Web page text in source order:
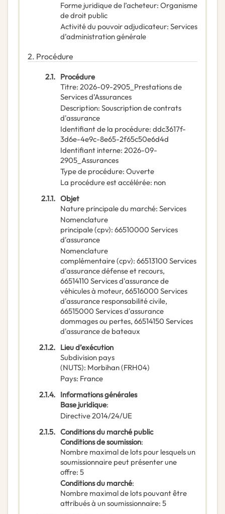
Forme juridique de l’acheteur: Organisme
de droit public
Activité du pouvoir adjudicateur: Services
d’administration générale
2. Procédure
2.1. Procédure
Titre: 2026-09-2905_Prestations de
Services d’Assurances
Description: Souscription de contrats
d'assurance
Identifiant de la procédure: ddc3617f-
3d6e-4e9c-8e65-2f65c50e6d4d
Identifiant interne: 2026-09-
2905_Assurances
Type de procédure: Ouverte
La procédure est accélérée: non
2.1.1. Objet
Nature principale du marché: Services
Nomenclature
principale(cpv): 66510000 Services
d'assurance
Nomenclature
complémentaire(cpv): 66513100 Services
d'assurance défense et recours,
66514110 Services d'assurance de
véhicules à moteur, 66516000 Services
d'assurance responsabilité civile,
66515000 Services d'assurance
dommages ou pertes, 66514150 Services
d'assurance de bateaux
2.1.2. Lieu d’exécution
Subdivision pays
(NUTS): Morbihan(FRH04)
Pays: France
2.1.4. Informations générales
Base juridique:
Directive 2014/24/UE
2.1.5. Conditions du marché public
Conditions de soumission:
Nombre maximal de lots pour lesquels un
soumissionnaire peut présenter une
offre: 5
Conditions du marché:
Nombre maximal de lots pouvant être
attribués à un soumissionnaire: 5